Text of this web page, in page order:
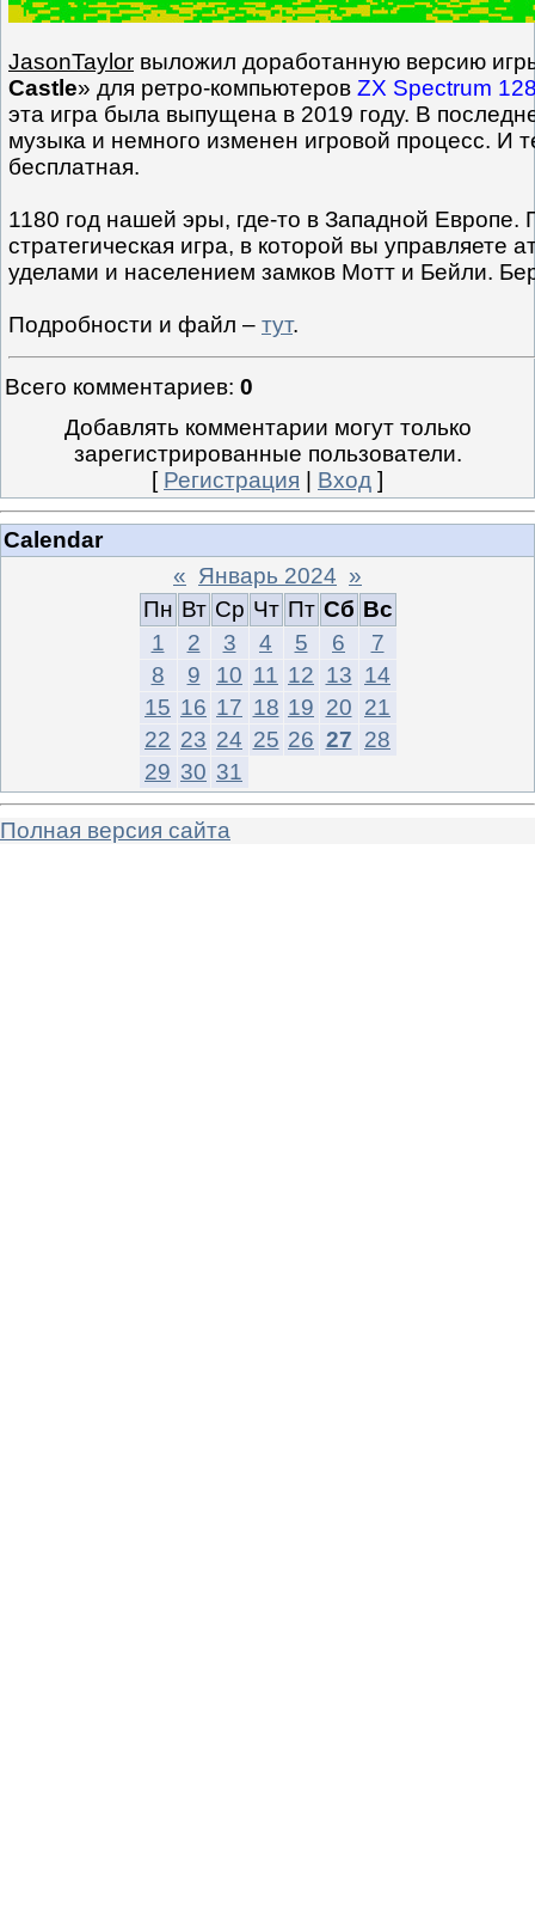
JasonTaylor выложил доработанную версию
Castle» для ретро-компьютеров ZX Spectrum
эта игра была выпущена в 2019 году. В
музыка и немного изменен игровой процесс. И
бесплатная.
1180 год нашей эры, где-то в Западной Европе.
стратегическая игра, в которой вы управляете
уделами и населением замков Мотт и Бейли.
Подробности и файл – тут.
Всего комментариев: 0
Добавлять комментарии могут только
зарегистрированные пользователи.
[ Регистрация Вход ]
Calendar
« Январь 2024 »
Пн Вт Ср Чт Пт Сб Вс
1
2 3 4 5 6
7
8
9 10 11 12 13 14
15 16 17 18 19 20 21
22 23 24 25 26 27 28
29 30 31
Полная версия сайта